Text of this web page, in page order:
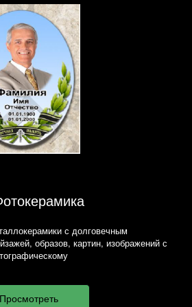
с долговечным
образов, картин, изображений с